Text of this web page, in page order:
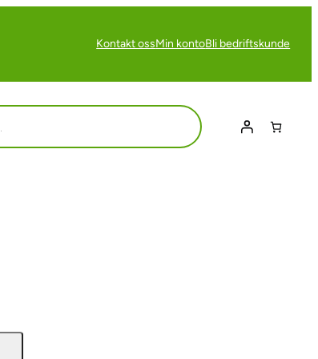
Kontakt ossMin kontoBli bedriftskunde